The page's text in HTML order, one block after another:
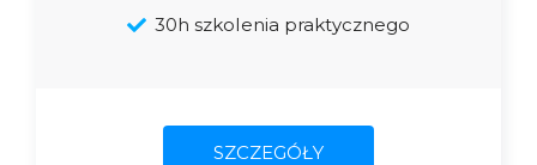
30h szkolenia praktycznego
SZCZEGÓŁY